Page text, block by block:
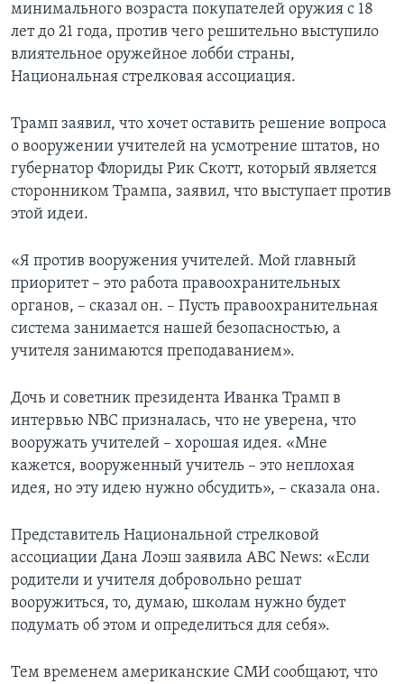
минимального возраста покупателей оружия с 18
лет до 21 года, против чего решительно выступило
влиятельное оружейное лобби страны,
Национальная стрелковая ассоциация.
Трамп заявил, что хочет оставить решение вопроса
о вооружении учителей на усмотрение штатов, но
губернатор Флориды Рик Скотт, который является
сторонником Трампа, заявил, что выступает против
этой идеи.
«Я против вооружения учителей. Мой главный
приоритет – это работа правоохранительных
органов, – сказал он. – Пусть правоохранительная
система занимается нашей безопасностью, а
учителя занимаются преподаванием».
Дочь и советник президента Иванка Трамп в
интервью NBC призналась, что не уверена, что
вооружать учителей – хорошая идея. «Мне
кажется, вооруженный учитель – это неплохая
идея, но эту идею нужно обсудить», – сказала она.
Представитель Национальной стрелковой
ассоциации Дана Лоэш заявила АВС News: «Если
родители и учителя добровольно решат
вооружиться, то, думаю, школам нужно будет
подумать об этом и определиться для себя».
Тем временем американские СМИ сообщают, что